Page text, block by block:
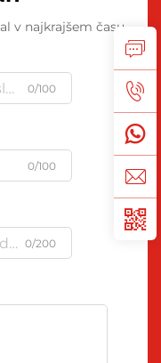
v najkrajšem času.
0/100
0/100
0/200